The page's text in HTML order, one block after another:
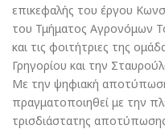
επικεφαλής του έργου
του Τμήματος Αγρονόμων
και τις φοιτήτριες της
Γρηγορίου και την
Με την ψηφιακή
πραγματοποιηθεί με την
τρισδιάστατης